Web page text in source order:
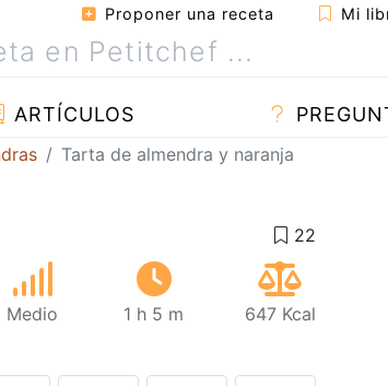
Proponer una receta Mi
ARTÍCULOS
Tarta de almendra y naranja
Medio 1 h 5 m 647 Kcal